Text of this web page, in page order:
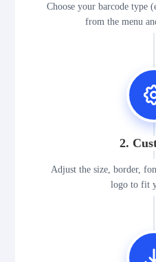
Choose your barcode type
from the menu
2.
Adjust the size, border,
logo to fit